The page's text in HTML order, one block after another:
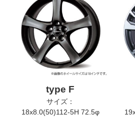
type F
サイズ：
18x8.0(50)112-5H 72.5φ